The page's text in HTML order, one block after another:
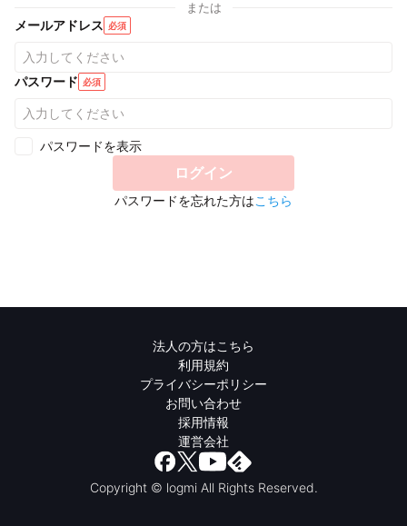
または
メールアドレス 必須
パスワード 必須
パスワードを表示
ログイン
パスワードを忘れた方はこちら
法人の方はこちら
利用規約
プライバシーポリシー
お問い合わせ
採用情報
運営会社
Copyright © logmi All Rights Reserved.